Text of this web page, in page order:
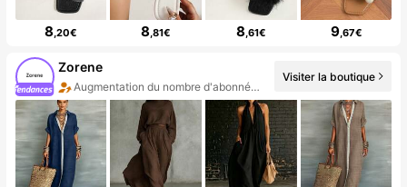
8,20€ 8,81€ 8,61€ 9,67€
Zorene
Augmentation du nombre d'abonnés : 119 %
Visiter la boutique